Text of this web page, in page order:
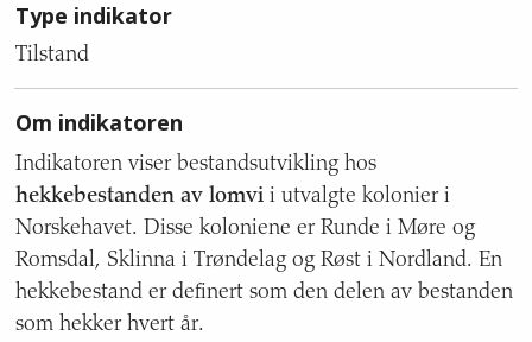
om
tema,
indikator,
om
mål
for
havområde,
nasjonalt
miljømål,
geografisk
dekning,
Type indikator
Tilstand
Om indikatoren
Indikatoren viser bestandsutvikling hos
hekkebestanden av lomvi i utvalgte kolonier i
Norskehavet. Disse koloniene er Runde i Møre og
Romsdal, Sklinna i Trøndelag og Røst i Nordland. En
hekkebestand er definert som den delen av bestanden
som hekker hvert år.